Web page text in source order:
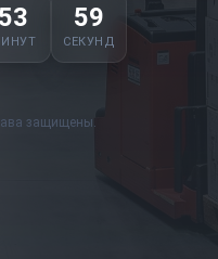
53 59
СЕКУНД
защищены.